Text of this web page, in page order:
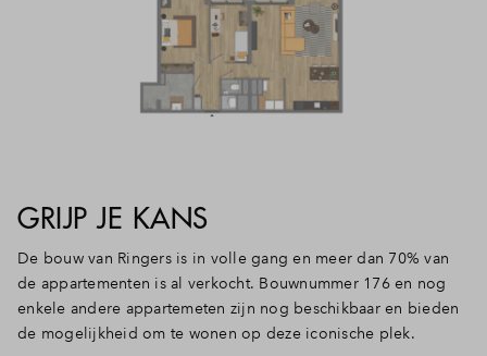
GRIJP JE KANS
De bouw van Ringers is in volle gang en meer dan 70% van
de appartementen is al verkocht. Bouwnummer 176 en nog
enkele andere appartemeten zijn nog beschikbaar en bieden
de mogelijkheid om te wonen op deze iconische plek.